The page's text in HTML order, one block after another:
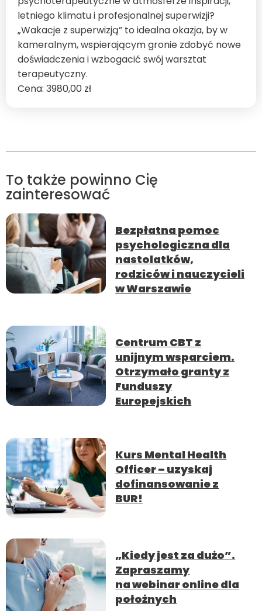
letniego klimatu i profesjonalnej superwizji?
„Wakacje z superwizją” to idealna okazja, by w
kameralnym, wspierającym gronie zdobyć nowe
doświadczenia i wzbogacić swój warsztat
terapeutyczny.
3980,00 zł
To także powinno Cię
zainteresować
Bezpłatna pomoc
psychologiczna dla
nastolatków,
rodziców i nauczycieli
w Warszawie
Centrum CBT z
unijnym wsparciem.
Otrzymało granty z
Funduszy
Europejskich
Kurs Mental Health
Officer – uzyskaj
dofinansowanie z
BUR!
„Kiedy jest za dużo”.
Zapraszamy
na webinar online dla
położnych